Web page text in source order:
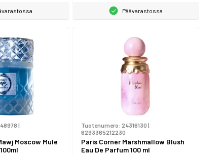
Päävarastossa
|
Moscow Mule
Tuotenumero: 24316130 |
6293365212230
Paris Corner Marshmallow Blush
Eau De Parfum 100 ml